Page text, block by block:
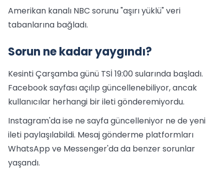
Amerikan kanalı NBC sorunu "aşırı yüklü" veri
tabanlarına bağladı.
Sorun ne kadar yaygındı?
Kesinti Çarşamba günü TSİ 19:00 sularında başladı.
Facebook sayfası açılıp güncellenebiliyor, ancak
kullanıcılar herhangi bir ileti gönderemiyordu.
Instagram'da ise ne sayfa güncelleniyor ne de yeni
ileti paylaşılabildi. Mesaj gönderme platformları
WhatsApp ve Messenger'da da benzer sorunlar
yaşandı.